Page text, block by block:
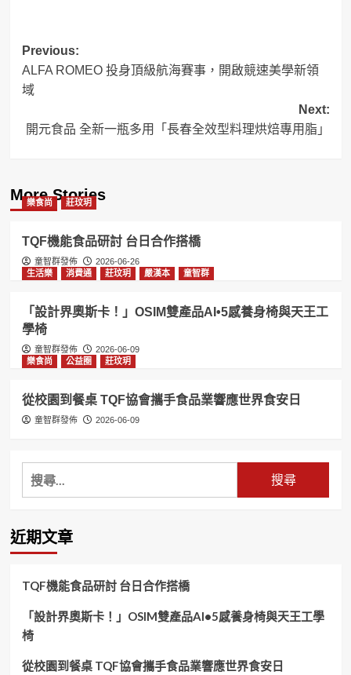
Post
navigation
Previous:
ALFA ROMEO 投身頂級航海賽事，開啟競速美學新領
域
Next:
開元食品 全新一瓶多用「長春全效型料理烘焙專用脂」
More Stories
樂食尚 莊玟玥
TQF機能食品研討 台日合作搭橋
童智群發佈
2026-06-26
生活樂
消費通 莊玟玥 嚴漢本 童智群
「設計界奧斯卡！」OSIM雙產品AI•5感養身椅與天王工
學椅
童智群發佈
2026-06-09
樂食尚
公益圈 莊玟玥
從校園到餐桌 TQF協會攜手食品業響應世界食安日
童智群發佈 2026-06-09
搜
尋
鍵
字:
近期文章
TQF機能食品研討 台日合作搭橋
「設計界奧斯卡！」OSIM雙產品AI•5感養身椅與天王工學
椅
從校園到餐桌 TQF協會攜手食品業響應世界食安日